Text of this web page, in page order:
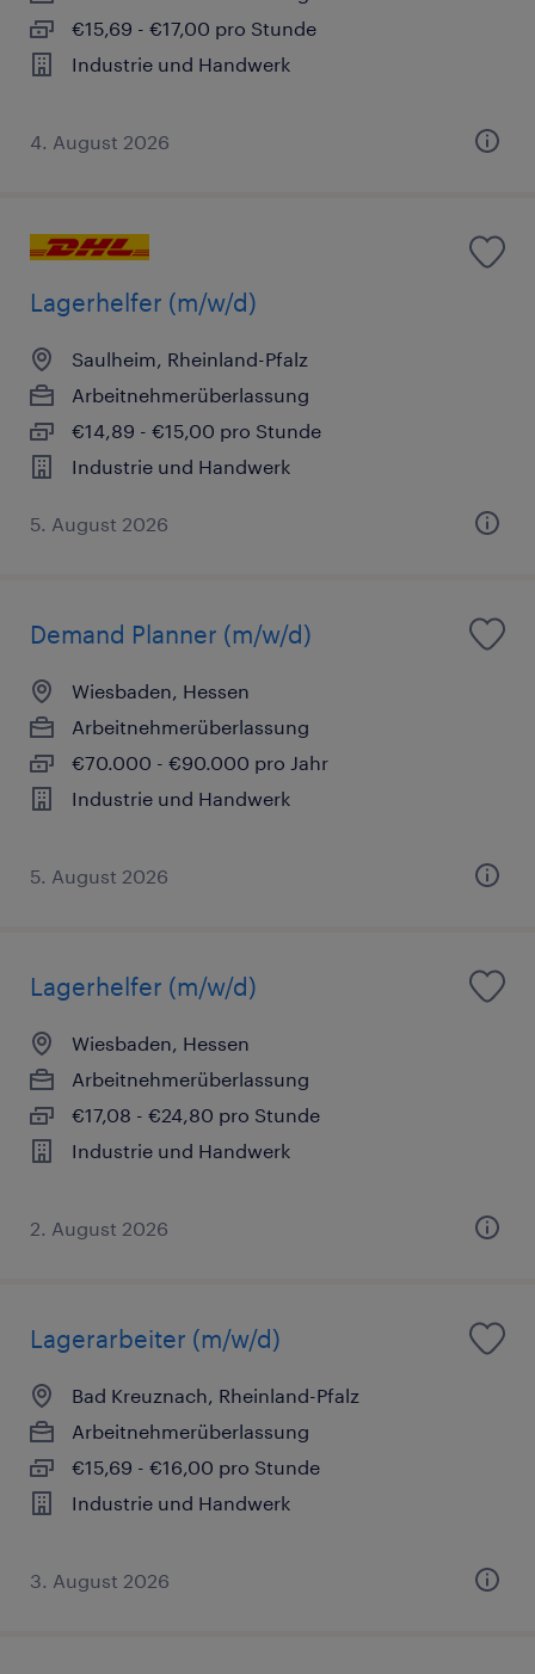
€15,69 - €17,00 pro Stunde
Industrie und Handwerk
4. August 2026
Lagerhelfer (m/w/d)
Saulheim, Rheinland-Pfalz
Arbeitnehmerüberlassung
€14,89 - €15,00 pro Stunde
Industrie und Handwerk
5. August 2026
Demand Planner (m/w/d)
Wiesbaden, Hessen
Arbeitnehmerüberlassung
€70.000 - €90.000 pro Jahr
Industrie und Handwerk
5. August 2026
Lagerhelfer (m/w/d)
Wiesbaden, Hessen
Arbeitnehmerüberlassung
€17,08 - €24,80 pro Stunde
Industrie und Handwerk
2. August 2026
Lagerarbeiter (m/w/d)
Bad Kreuznach, Rheinland-Pfalz
Arbeitnehmerüberlassung
€15,69 - €16,00 pro Stunde
Industrie und Handwerk
3. August 2026